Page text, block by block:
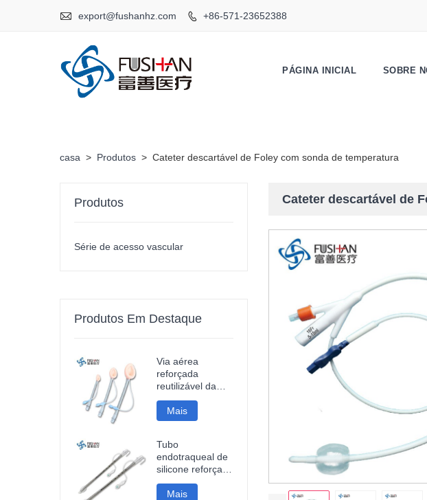
 export@fushanhz.com  +86-571-23652388
PÁGINA INICIAL SOBRE
casa > Produtos > Cateter descartável de Foley com sonda de temperatura
Cateter descartável de
Produtos
Série de acesso vascular
Produtos Em Destaque
Via aérea
reforçada
reutilizável da
máscara da
laringe do
silicone
Mais
Tubo
endotraqueal de
silicone reforçado
descartável
Mais